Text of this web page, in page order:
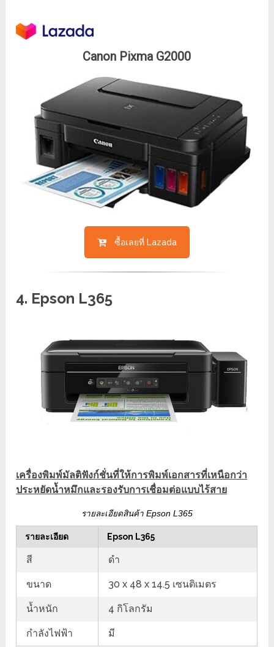
Canon Pixma G2000
ซื้อเลยที่ Lazada
4. Epson L365
เครื่องพิมพ์มัลติฟังก์ชั่นที่ให้การพิมพ์เอกสารที่เหนือกว่า
ประหยัดน้ำหมึกและรองรับการเชื่อมต่อแบบไร้สาย
รายละเอียดสินค้า Epson L365
รายละเอียด Epson L365
สี ดำ
ขนาด 30 x 48 x 14.5 เซนติเมตร
น้ำหนัก 4 กิโลกรัม
กำลังไฟฟ้า มี